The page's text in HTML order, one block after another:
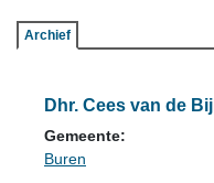
Archief
Dhr. Cees van de Bijl
Gemeente:
Buren